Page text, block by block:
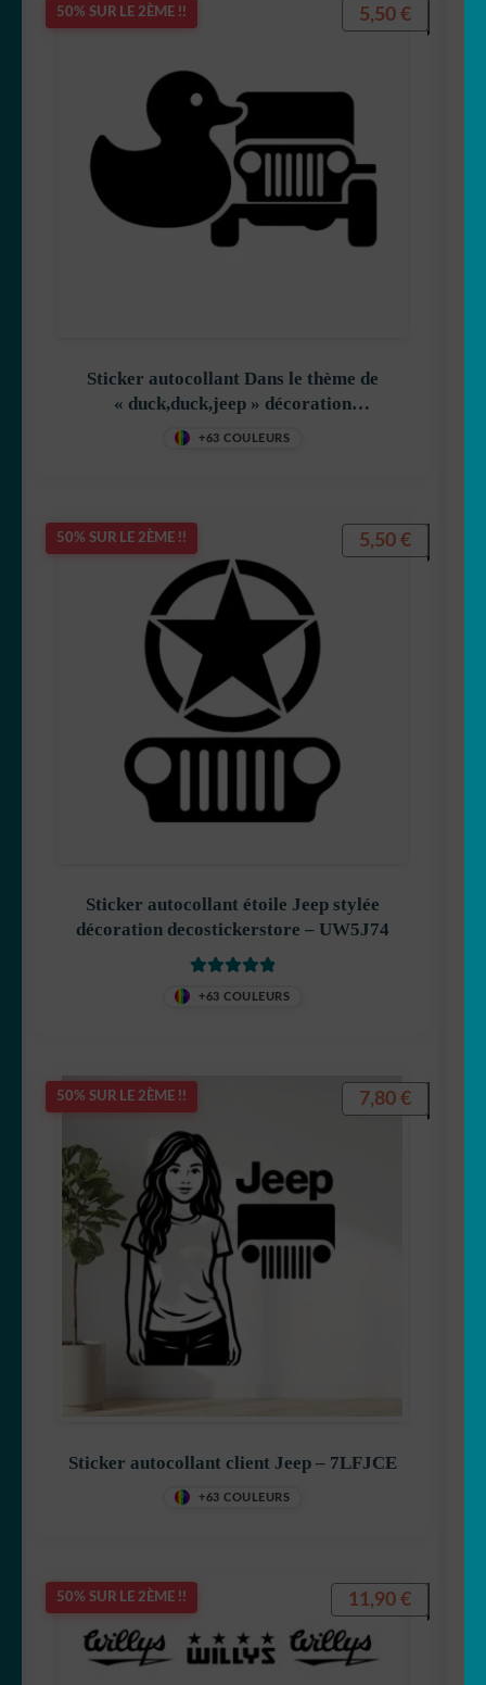
50% SUR LE 2ÈME !!
Sticker autocollant Dans le thème de
« duck,duck,jeep » décoration
decostickerstore – ZAYHOR
+63 COULEURS
5,50 €
50% SUR LE 2ÈME !!
Sticker autocollant étoile Jeep stylée
décoration decostickerstore – UW5J74
+63 COULEURS
5,50 €
50% SUR LE 2ÈME !!
Sticker autocollant client Jeep – 7LFJCE
+63 COULEURS
7,80 €
50% SUR LE 2ÈME !! 11,90 €